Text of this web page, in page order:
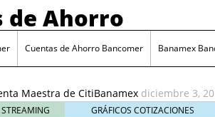
de Ahorro
Cuentas de Ahorro Bancomer Banamex
Maestra de CitiBanamex
se programan y crean las
SuperDigital de Santander
febrero 6,
Maestra de CitiBanamex diciembre 3,
se programan y crean las criptomonedas?
GRÁFICOS COTIZACIONES